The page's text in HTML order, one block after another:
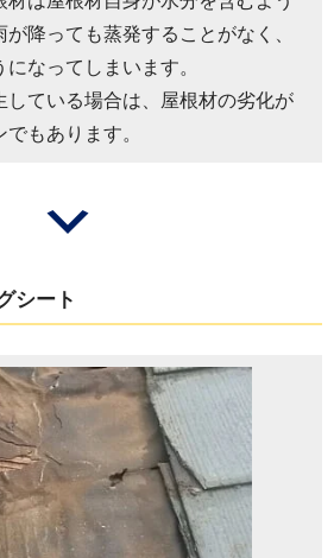
降っても蒸発することがなく、
なってしまいます。
している場合は、屋根材の劣化が
もあります。
シート